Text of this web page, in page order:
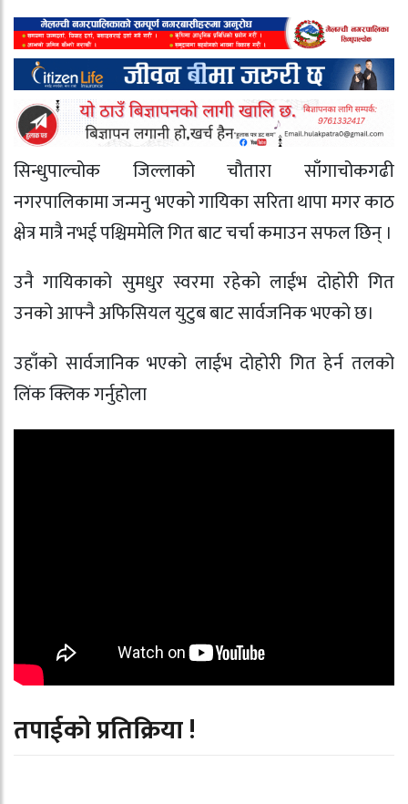
सिन्धुपाल्चोक जिल्लाको चौतारा साँगाचोकगढी
नगरपालिकामा जन्मनु भएको गायिका सरिता थापा मगर काठ
क्षेत्र मात्रै नभई पश्चिममेलि गित बाट चर्चा कमाउन सफल छिन् ।
उनै गायिकाको सुमधुर स्वरमा रहेको लाईभ दोहोरी गित
उनको आफ्नै अफिसियल युटुब बाट सार्वजनिक भएको छ।
उहाँको सार्वजानिक भएको लाईभ दोहोरी गित हेर्न तलको
लिंक क्लिक गर्नुहोला
तपाईको प्रतिक्रिया !